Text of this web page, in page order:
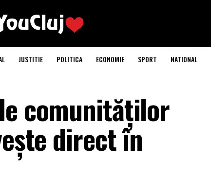
JUSTITIE POLITICA ECONOMIE SPORT NATIONAL
comunităților
direct în